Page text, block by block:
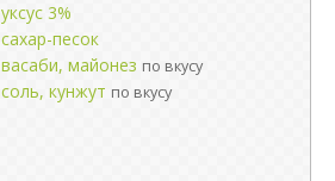
уксус 3%
сахар-песок
васаби, майонез по вкусу
соль, кунжут по вкусу